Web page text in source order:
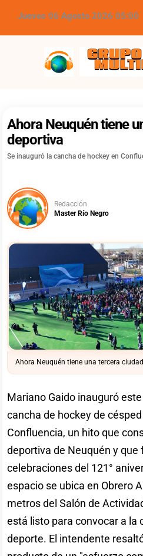
Jueves 06 Agosto 2026 05:00
Grupo Master
Ahora Neuquén tiene
deportiva
Se inauguró la cancha de hockey en
Redacción
Master Río Negro
Ahora Neuquén tiene una tercera
Mariano Gaido inauguró
cancha de hockey de
Confluencia, un hito que
deportiva de Neuquén y que
celebraciones del 121°
espacio se ubica en Obrero
metros del Salón de
está listo para convocar a la
deporte. El intendente